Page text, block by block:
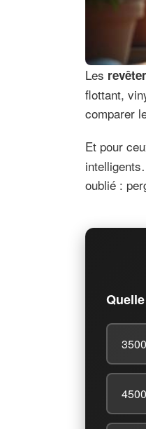
Les
flottant,
comparer
Et pour
oublié :